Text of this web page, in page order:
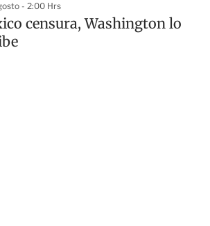
- 2:00 Hrs
censura, Washington lo